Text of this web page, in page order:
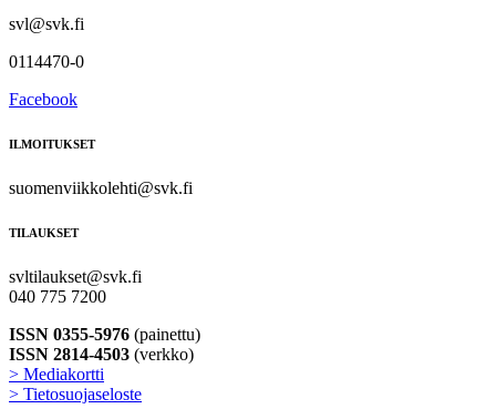
svl@svk.fi
0114470-0
Facebook
ILMOITUKSET
suomenviikkolehti@svk.fi
TILAUKSET
svltilaukset@svk.fi
040 775 7200
ISSN 0355-5976 (painettu)
ISSN 2814-4503 (verkko)
> Mediakortti
> Tietosuojaseloste